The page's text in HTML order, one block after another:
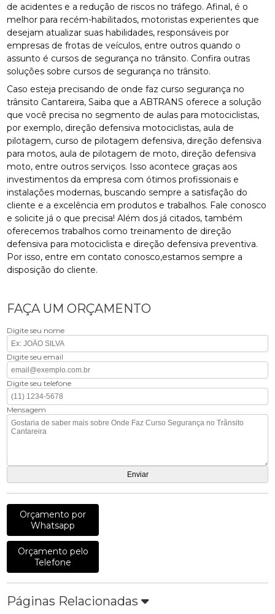
de acidentes e a redução de riscos no tráfego. Afinal, é o
melhor para recém-habilitados, motoristas experientes que
desejam atualizar suas habilidades, responsáveis por
empresas de frotas de veículos, entre outros quando o
assunto é cursos de segurança no trânsito. Confira outras
soluções sobre cursos de segurança no trânsito.
Caso esteja precisando de onde faz curso segurança no
trânsito Cantareira, Saiba que a ABTRANS oferece a solução
que você precisa no segmento de aulas para motociclistas,
por exemplo, direção defensiva motociclistas, aula de
pilotagem, curso de pilotagem defensiva, direção defensiva
para motos, aula de pilotagem de moto, direção defensiva
moto, entre outros serviços. Isso acontece graças aos
investimentos da empresa com ótimos profissionais e
instalações modernas, buscando sempre a satisfação do
cliente e a excelência em produtos e trabalhos. Fale conosco
e solicite já o que precisa! Além dos já citados, também
oferecemos trabalhos como treinamento de direção
defensiva para motociclista e direção defensiva preventiva.
Por isso, entre em contato conosco,estamos sempre a
disposição do cliente.
FAÇA UM ORÇAMENTO
Digite seu nome
Digite seu email
Digite seu telefone
Mensagem
Orçamento por
Whatsapp
Orçamento pelo
Telefone
Páginas Relacionadas